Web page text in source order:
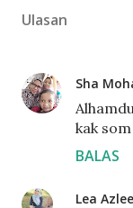
Ulasan
Sha
kak
BALAS
Lea